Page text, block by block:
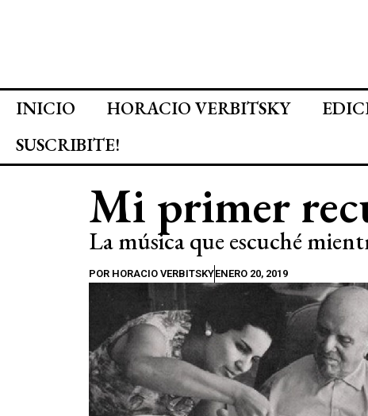
INICIO HORACIO VERBITSKY
SUSCRIBITE!
Mi primer
La música que escuché
POR HORACIO VERBITSKYENERO 20, 2019